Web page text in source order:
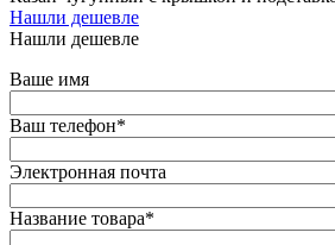
Нашли дешевле
Нашли дешевле
Ваше имя
Ваш телефон*
Электронная почта
Название товара*